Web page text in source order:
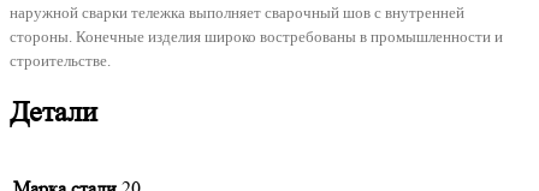
наружной сварки тележка выполняет сварочный шов с внутренней
стороны. Конечные изделия широко востребованы в промышленности и
строительстве.
Детали